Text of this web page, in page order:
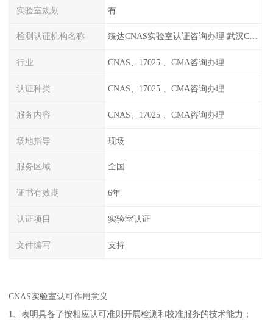
实验室规划 有
检测认证机构名称 臻达CNAS实验室认证咨询办理 武汉CNAS实验室认可办理
行业 CNAS、17025 、CMA咨询办理
认证种类 CNAS、17025 、CMA咨询办理
服务内容 CNAS、17025 、CMA咨询办理
场地指导 现场
服务区域 全国
证书有效期 6年
认证项目 实验室认证
文件编写 支持
CNAS实验室认可作用意义
1、表明具备了按相应认可准则开展检测和校准服务的技术能力；